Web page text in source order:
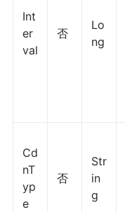
Int
er
val
否
Lo
ng
Cd
nT
yp
e
否
Str
in
g